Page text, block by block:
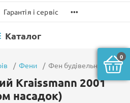
Гарантія і сервіс ...
Каталог
Фени Фен будівельний
Kraissmann 2001
насадок)
0